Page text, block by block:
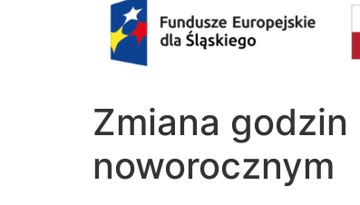
Zmiana
noworocznym